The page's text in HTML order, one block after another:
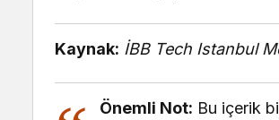
Kaynak: İBB Tech Istanbul
Önemli Not: Bu içerik